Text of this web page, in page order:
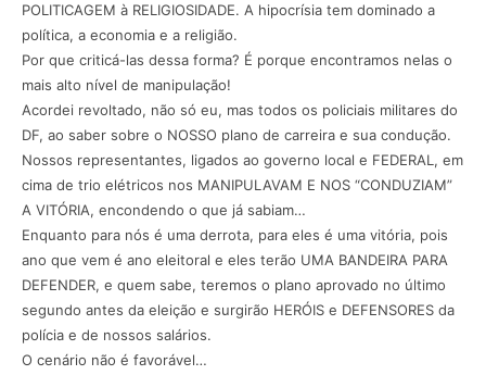
POLITICAGEM à RELIGIOSIDADE. A hipocrísia tem dominado a
política, a economia e a religião.
Por que criticá-las dessa forma? É porque encontramos nelas o
mais alto nível de manipulação!
Acordei revoltado, não só eu, mas todos os policiais militares do
DF, ao saber sobre o NOSSO plano de carreira e sua condução.
Nossos representantes, ligados ao governo local e FEDERAL, em
cima de trio elétricos nos MANIPULAVAM E NOS “CONDUZIAM”
A VITÓRIA, encondendo o que já sabiam…
Enquanto para nós é uma derrota, para eles é uma vitória, pois
ano que vem é ano eleitoral e eles terão UMA BANDEIRA PARA
DEFENDER, e quem sabe, teremos o plano aprovado no último
segundo antes da eleição e surgirão HERÓIS e DEFENSORES da
polícia e de nossos salários.
O cenário não é favorável…